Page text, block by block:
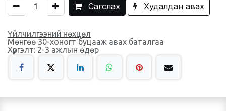
Сагслах Худалдан авах
Үйлчилгээний нөхцөл
Мөнгөө 30-хоногт буцааж авах баталгаа
Хүргэлт: 2-3 ажлын өдөр